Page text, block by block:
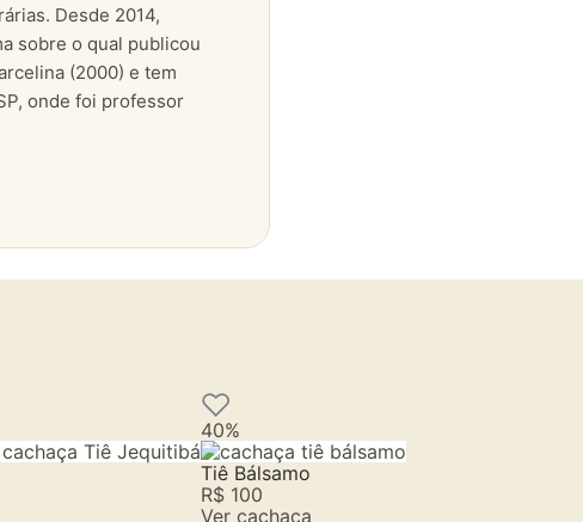
Desde 2014,
sobre o qual publicou
(2000) e tem
onde foi professor
40%
Tiê Bálsamo
R$ 100
Ver cachaça